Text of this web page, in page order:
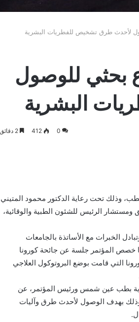
طرق تشخيص للفطريات البشرية
للوصول
البشرية
0
412
وذلك تحت رعاية الدكتور محمود المتيني
الرئيس للشئون الطبية والوقائية،
الخبرات مع الأساتذة بالجامعات
خصص المؤتمر جلسة عن جائحة كورونا
التي قامت بوضع البروتوكول العلاجي
بطب عين شمس ورئيس المؤتمر، عن
بهدف الوصول لأحدث طرق وآليات